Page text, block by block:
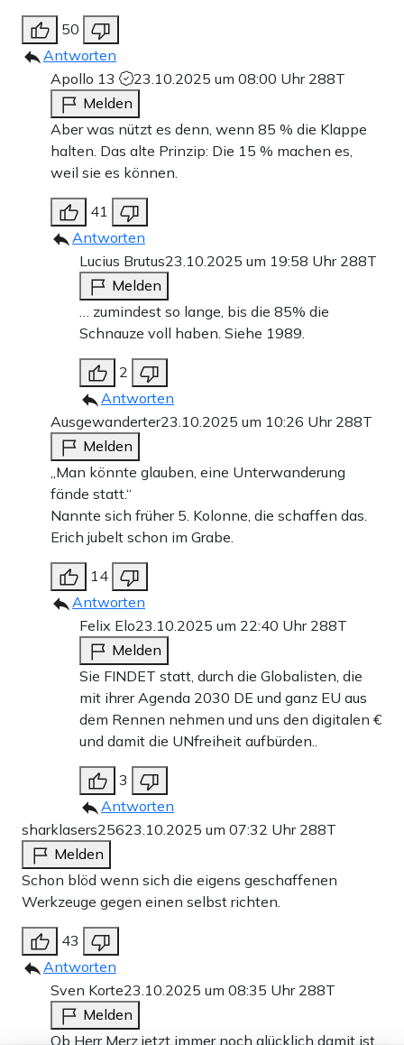
50
Antworten
Apollo 13
23.10.2025 um 08:00 Uhr 288T
Melden
Aber was nützt es denn, wenn 85 % die Klappe
halten. Das alte Prinzip: Die 15 % machen es,
weil sie es können.
41
Antworten
Lucius Brutus23.10.2025 um 19:58 Uhr 288T
Melden
… zumindest so lange, bis die 85% die
Schnauze voll haben. Siehe 1989.
2
Antworten
Ausgewanderter23.10.2025 um 10:26 Uhr 288T
Melden
„Man könnte glauben, eine Unterwanderung
fände statt.“
Nannte sich früher 5. Kolonne, die schaffen das.
Erich jubelt schon im Grabe.
14
Antworten
Felix Elo23.10.2025 um 22:40 Uhr 288T
Melden
Sie FINDET statt, durch die Globalisten, die
mit ihrer Agenda 2030 DE und ganz EU aus
dem Rennen nehmen und uns den digitalen €
und damit die UNfreiheit aufbürden..
3
Antworten
sharklasers25623.10.2025 um 07:32 Uhr 288T
Melden
Schon blöd wenn sich die eigens geschaffenen
Werkzeuge gegen einen selbst richten.
43
Antworten
Sven Korte23.10.2025 um 08:35 Uhr 288T
Melden
Ob Herr Merz jetzt immer noch glücklich damit ist,